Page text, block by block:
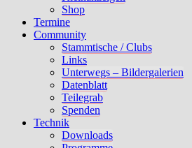
Shop
Termine
Community
Stammtische / Clubs
Links
Unterwegs – Bildergalerien
Datenblatt
Teilegrab
Spenden
Technik
Downloads